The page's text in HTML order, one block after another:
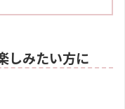
しみたい方に